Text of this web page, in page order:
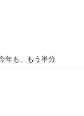
年も、もう半分